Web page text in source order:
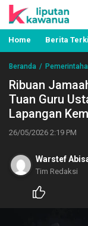
Liputan
Berita Manado,
Pemerintahan,
Home Berita
Beranda
Ribuan
Tuan Guru
Lapangan
26/05/2026 2:19 PM
Warstef
Tim Redaksi